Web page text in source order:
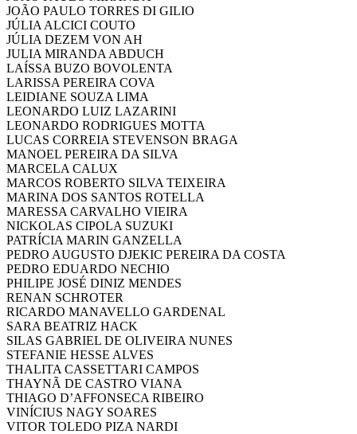
JOÃO PAULO TORRES DI GILIO
JÚLIA ALCICI COUTO
JÚLIA DEZEM VON AH
JULIA MIRANDA ABDUCH
LAÍSSA BUZO BOVOLENTA
LARISSA PEREIRA COVA
LEIDIANE SOUZA LIMA
LEONARDO LUIZ LAZARINI
LEONARDO RODRIGUES MOTTA
LUCAS CORREIA STEVENSON BRAGA
MANOEL PEREIRA DA SILVA
MARCELA CALUX
MARCOS ROBERTO SILVA TEIXEIRA
MARINA DOS SANTOS ROTELLA
MARESSA CARVALHO VIEIRA
NICKOLAS CIPOLA SUZUKI
PATRÍCIA MARIN GANZELLA
PEDRO AUGUSTO DJEKIC PEREIRA DA COSTA
PEDRO EDUARDO NECHIO
PHILIPE JOSÉ DINIZ MENDES
RENAN SCHROTER
RICARDO MANAVELLO GARDENAL
SARA BEATRIZ HACK
SILAS GABRIEL DE OLIVEIRA NUNES
STEFANIE HESSE ALVES
THALITA CASSETTARI CAMPOS
THAYNÃ DE CASTRO VIANA
THIAGO D’AFFONSECA RIBEIRO
VINÍCIUS NAGY SOARES
VITOR TOLEDO PIZA NARDI